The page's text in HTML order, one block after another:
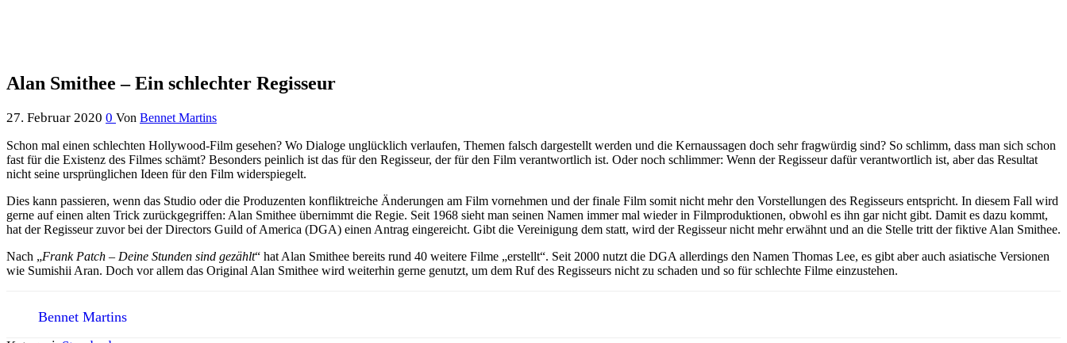
Alan Smithee – Ein schlechter Regisseur
27. Februar 2020 0 Von Bennet Martins
Schon mal einen schlechten Hollywood-Film gesehen? Wo Dialoge unglücklich verlaufen, Themen falsch dargestellt werden und die Kernaussagen doch sehr fragwürdig sind? So schlimm, dass man sich schon
fast für die Existenz des Filmes schämt? Besonders peinlich ist das für den Regisseur, der für den Film verantwortlich ist. Oder noch schlimmer: Wenn der Regisseur dafür verantwortlich ist, aber das Resultat
nicht seine ursprünglichen Ideen für den Film widerspiegelt.
Dies kann passieren, wenn das Studio oder die Produzenten konfliktreiche Änderungen am Film vornehmen und der finale Film somit nicht mehr den Vorstellungen des Regisseurs entspricht. In diesem Fall wird
gerne auf einen alten Trick zurückgegriffen: Alan Smithee übernimmt die Regie. Seit 1968 sieht man seinen Namen immer mal wieder in Filmproduktionen, obwohl es ihn gar nicht gibt. Damit es dazu kommt,
hat der Regisseur zuvor bei der Directors Guild of America (DGA) einen Antrag eingereicht. Gibt die Vereinigung dem statt, wird der Regisseur nicht mehr erwähnt und an die Stelle tritt der fiktive Alan Smithee.
Nach „Frank Patch – Deine Stunden sind gezählt“ hat Alan Smithee bereits rund 40 weitere Filme „erstellt“. Seit 2000 nutzt die DGA allerdings den Namen Thomas Lee, es gibt aber auch asiatische Versionen
wie Sumishii Aran. Doch vor allem das Original Alan Smithee wird weiterhin gerne genutzt, um dem Ruf des Regisseurs nicht zu schaden und so für schlechte Filme einzustehen.
Bennet Martins